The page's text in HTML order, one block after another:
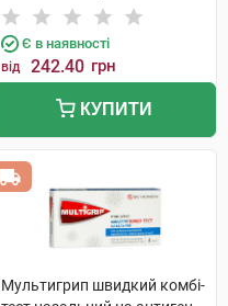
Є в наявності
від 242.40 грн
КУПИТИ
Мультигрип швидкий комбі-